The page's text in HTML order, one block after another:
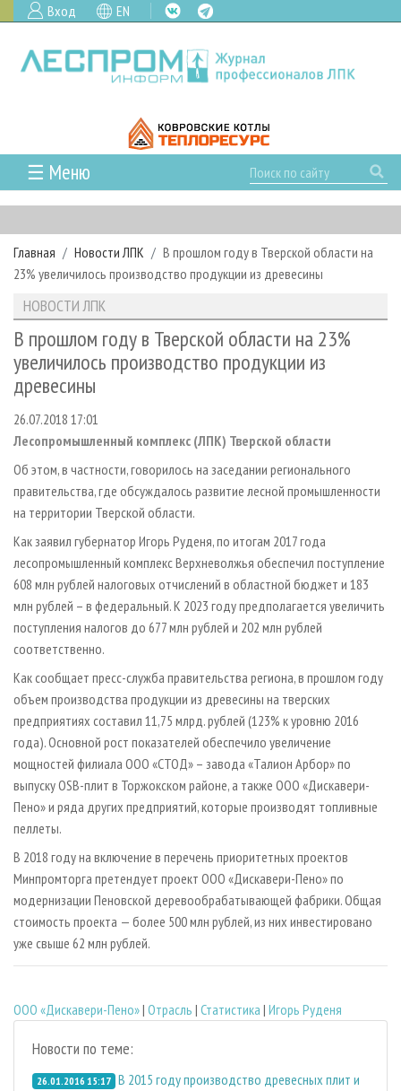
Вход EN
☰ Меню
ГЛАВНАЯ
РУБРИКИ И ТЕМЫ
РУБРИКИ ЖУРНАЛА
ЛЕСОЗАГОТОВКА
ЛЕСОПИЛЕНИЕ
ДЕРЕВООБРАБОТКА
СУШКА ДРЕВЕСИНЫ
ПРОИЗВОДСТВО ДРЕВЕСНЫХ ПЛИТ
ДЕРЕВЯННОЕ ДОМОСТРОЕНИЕ
ПРОИЗВОДСТВО МЕБЕЛИ
БИОЭНЕРГЕТИКА
ЦБП
ИНСТРУМЕНТ И МАТЕРИАЛЫ
НОВОСТИ
НОВОСТИ ЛПК
НОВОСТИ ЖУРНАЛА
НОВОСТИ КОМПАНИЙ
ПРОЕКТЫ ЛПИ
АНАЛИТИКА
ПРЕДПРИЯТИЯ ЛПК
ЛЕСНЫЕ РЕГИОНЫ РОССИИ
ПЕРСОНЫ
МОБИЛЬНЫЕ ВЫСТАВКИ
ОФИЦИАЛЬНЫЕ ДЕЛЕГАЦИИ
ПРИОРИТЕТНЫЕ ИНВЕСТПРОЕКТЫ
RUSSIAN FORESTRY REVIEW
ГАЗЕТА ЛЕСПРОМФОРУМ
БИБЛИОТЕКА СПЕЦИАЛИСТА
АРХИВ ЖУРНАЛОВ
СТАТЬИ
О ЖУРНАЛЕ
ПОДПИСКА
КОНТАКТЫ
РЕКЛАМОДАТЕЛЯМ
РЕКЛАМА
РЕКЛАМА НА САЙТЕ
Главная Новости ЛПК
В прошлом году в Тверской области на
23% увеличилось производство продукции из древесины
НОВОСТИ ЛПК
В прошлом году в Тверской области на 23%
увеличилось производство продукции из
древесины
26.07.2018 17:01
Лесопромышленный комплекс (ЛПК) Тверской области
Об этом, в частности, говорилось на заседании регионального
правительства, где обсуждалось развитие лесной промышленности
на территории Тверской области.
Как заявил губернатор Игорь Руденя, по итогам 2017 года
лесопромышленный комплекс Верхневолжья обеспечил поступление
608 млн рублей налоговых отчислений в областной бюджет и 183
млн рублей – в федеральный. К 2023 году предполагается увеличить
поступления налогов до 677 млн рублей и 202 млн рублей
соответственно.
Как сообщает пресс-служба правительства региона, в прошлом году
объем производства продукции из древесины на тверских
предприятиях составил 11,75 млрд. рублей (123% к уровню 2016
года). Основной рост показателей обеспечило увеличение
мощностей филиала ООО «СТОД» – завода «Талион Арбор» по
выпуску OSB-плит в Торжокском районе, а также ООО «Дискавери-
Пено» и ряда других предприятий, которые производят топливные
пеллеты.
В 2018 году на включение в перечень приоритетных проектов
Минпромторга претендует проект ООО «Дискавери-Пено» по
модернизации Пеновской деревообрабатывающей фабрики. Общая
стоимость проекта — более 500 млн рублей, из них инвестировано
уже свыше 62 млн рублей.
ООО «Дискавери-Пено»| Отрасль | Статистика | Игорь Руденя
Новости по теме:
26.01.2016 15:17 В 2015 году производство древесных плит и